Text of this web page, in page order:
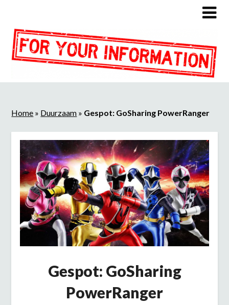
Home » Duurzaam » Gespot: GoSharing PowerRanger
Gespot: GoSharing
PowerRanger